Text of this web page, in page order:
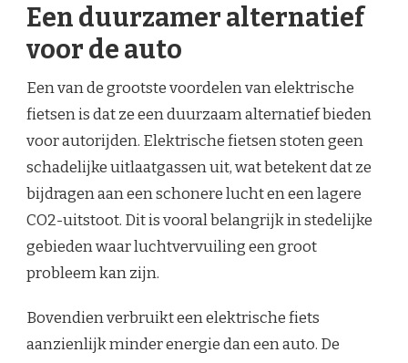
Een duurzamer alternatief
voor de auto
Een van de grootste voordelen van elektrische
fietsen is dat ze een duurzaam alternatief bieden
voor autorijden. Elektrische fietsen stoten geen
schadelijke uitlaatgassen uit, wat betekent dat ze
bijdragen aan een schonere lucht en een lagere
CO2-uitstoot. Dit is vooral belangrijk in stedelijke
gebieden waar luchtvervuiling een groot
probleem kan zijn.
Bovendien verbruikt een elektrische fiets
aanzienlijk minder energie dan een auto. De